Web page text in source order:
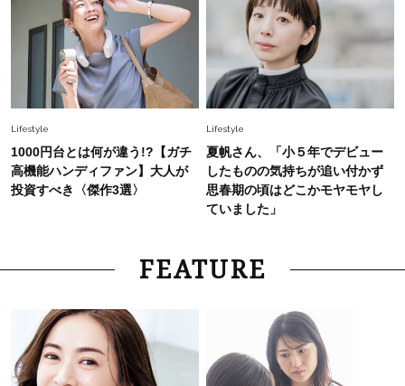
Lifestyle
1000円台とは何が違う!?【ガチ
高機能ハンディファン】大人が
投資すべき〈傑作3選〉
Lifestyle
夏帆さん、「小５年でデビュー
したものの気持ちが追い付かず
思春期の頃はどこかモヤモヤし
ていました」
FEATURE